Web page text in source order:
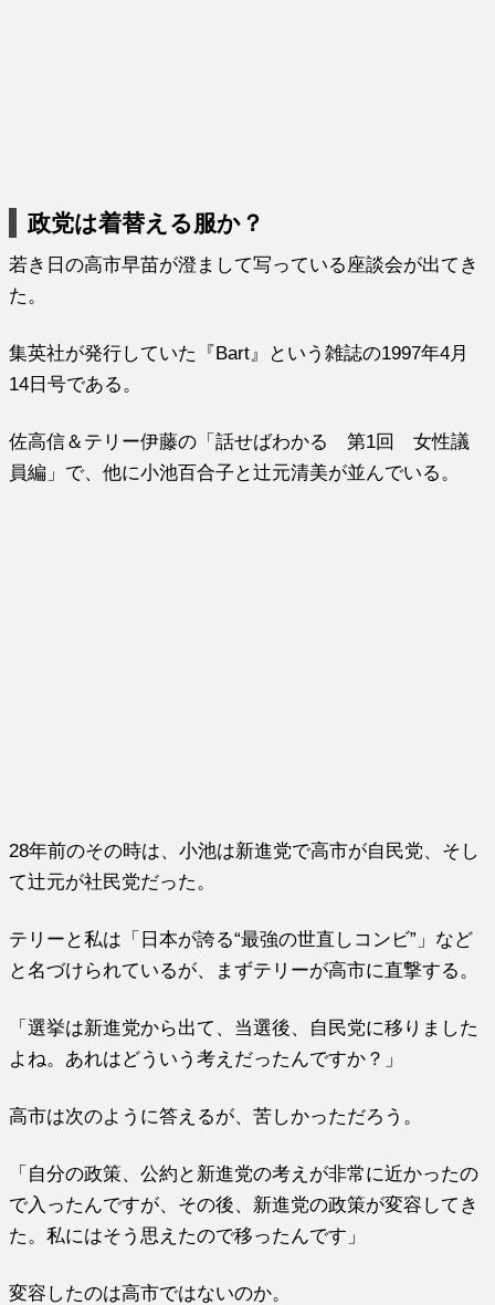
政党は着替える服か？
若き日の高市早苗が澄まして写っている座談会が出てき
た。
集英社が発行していた『Bart』という雑誌の1997年4月
14日号である。
佐高信＆テリー伊藤の「話せばわかる 第1回 女性議
員編」で、他に小池百合子と辻元清美が並んでいる。
28年前のその時は、小池は新進党で高市が自民党、そし
て辻元が社民党だった。
テリーと私は「日本が誇る“最強の世直しコンビ”」など
と名づけられているが、まずテリーが高市に直撃する。
「選挙は新進党から出て、当選後、自民党に移りました
よね。あれはどういう考えだったんですか？」
高市は次のように答えるが、苦しかっただろう。
「自分の政策、公約と新進党の考えが非常に近かったの
で入ったんですが、その後、新進党の政策が変容してき
た。私にはそう思えたので移ったんです」
変容したのは高市ではないのか。